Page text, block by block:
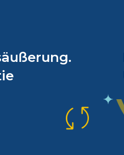
uns von höchstem
Wert.
der Freizeit-